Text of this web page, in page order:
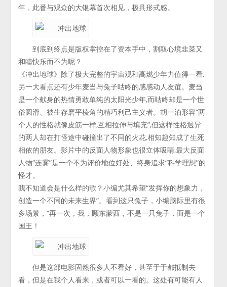
年，此番与观众的大银幕首次相见，极具形式感。
到底到终点是版权掌控在了资本手中，割取心境韭菜又
和睦快乐而不为呢？
《冲出地球》除了极大完整的宇宙观和高燃少年力值得一看,
另一大看点还有少年麦当与兔子咕咚的感感动人友谊。麦当
是一个献身的热情勇敢单纯的太阳光少年,而咕咚却是一个世
俗圆滑、被生存磨平棱角的精巧利己主义者。胡一泊形容“两
个人的性格就像皮筋一样,互相拉伸与填充”,但这样性格迥异
的两人却在打怪途中碰撞出了不同的火花,相知趣知成了生死
相依的朋友。影片中的反面人物形象也很立体吸睛,最大反面
人物“连雾”是一个不为评价地位好处、终身追求“科学理想”的
怪才。
我不知道会是什么样的歌？小编尤其希望“发挥你的想象力，
创造一个不同的未来生界”。看到这只兔子，小编脑际里有很
多场景，“再一次，我，顾东蒙西，不是一只兔子，而是一个
国王！
但是这部电影固然很多人不看好，甚至于于都抵制去
看，但是在我个人看来，或者可以一看的。这处有可能有人